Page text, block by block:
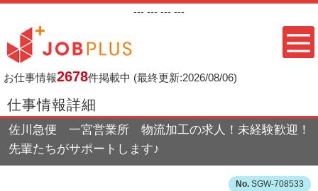
--- --- --- ---
お仕事情報2678件掲載中 (最終更新:2026/08/06)
仕事情報詳細
佐川急便 一宮営業所 物流加工の求人！未経験歓迎！
先輩たちがサポートします♪
SGW-708533